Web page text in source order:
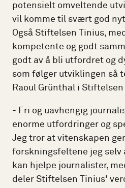
potensielt omveltende
vil komme til svært god
Også Stiftelsen Tinius,
kompetente og godt
godt av å bli utfordret og
som følger utviklingen så
Raoul Grünthal i Stiftelsen
- Fri og uavhengig
enorme utfordringer og
Jeg tror at vitenskapen
forskningsfeltene jeg selv
kan hjelpe journalister,
deler Stiftelsen Tinius'